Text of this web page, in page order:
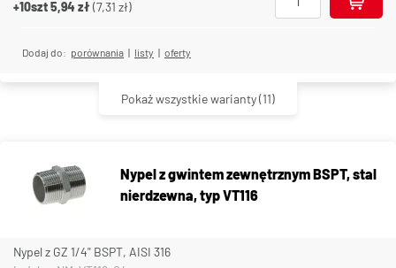
+10szt5,94 zł(7,31 zł)
Dodaj do: porównania | listy | oferty
Pokaż wszystkie warianty(11)
Nypel z gwintem zewnętrznym BSPT, stal
nierdzewna, typ VT116
Nypel z GZ 1/4" BSPT, AISI 316